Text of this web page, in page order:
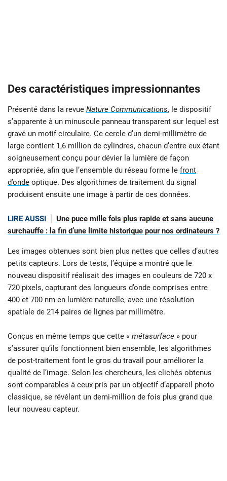
Des caractéristiques impressionnantes
Présenté dans la revue Nature Communications, le dispositif
s’apparente à un minuscule panneau transparent sur lequel est
gravé un motif circulaire. Ce cercle d’un demi-millimètre de
large contient 1,6 million de cylindres, chacun d’entre eux étant
soigneusement conçu pour dévier la lumière de façon
appropriée, afin que l’ensemble du réseau forme le front
d’onde optique. Des algorithmes de traitement du signal
produisent ensuite une image à partir de ces données.
LIRE AUSSI
Une puce mille fois plus rapide et sans aucune
surchauffe : la fin d’une limite historique pour nos ordinateurs ?
Les images obtenues sont bien plus nettes que celles d’autres
petits capteurs. Lors de tests, l’équipe a montré que le
nouveau dispositif réalisait des images en couleurs de 720 x
720 pixels, capturant des longueurs d’onde comprises entre
400 et 700 nm en lumière naturelle, avec une résolution
spatiale de 214 paires de lignes par millimètre.
Conçus en même temps que cette « métasurface » pour
s’assurer qu’ils fonctionnent bien ensemble, les algorithmes
de post-traitement font le gros du travail pour améliorer la
qualité de l’image. Selon les chercheurs, les clichés obtenus
sont comparables à ceux pris par un objectif d’appareil photo
classique, se révélant un demi-million de fois plus grand que
leur nouveau capteur.